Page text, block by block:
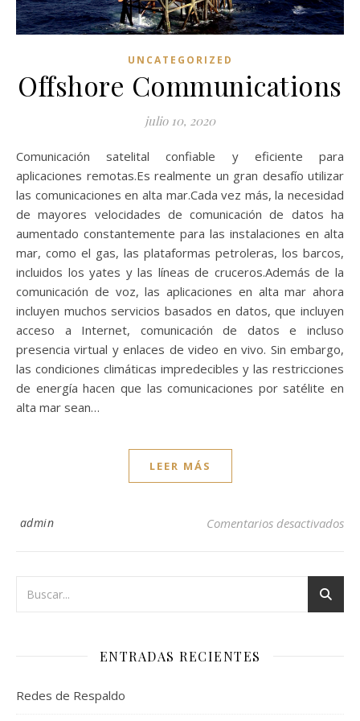
UNCATEGORIZED
Offshore Communications
julio 10, 2020
Comunicación satelital confiable y eficiente para
aplicaciones remotas.Es realmente un gran desafío utilizar
las comunicaciones en alta mar.Cada vez más, la necesidad
de mayores velocidades de comunicación de datos ha
aumentado constantemente para las instalaciones en alta
mar, como el gas, las plataformas petroleras, los barcos,
incluidos los yates y las líneas de cruceros.Además de la
comunicación de voz, las aplicaciones en alta mar ahora
incluyen muchos servicios basados ​​en datos, que incluyen
acceso a Internet, comunicación de datos e incluso
presencia virtual y enlaces de video en vivo. Sin embargo,
las condiciones climáticas impredecibles y las restricciones
de energía hacen que las comunicaciones por satélite en
alta mar sean…
LEER MÁS
admin Comentarios desactivadosen
ENTRADAS RECIENTES
Redes de Respaldo